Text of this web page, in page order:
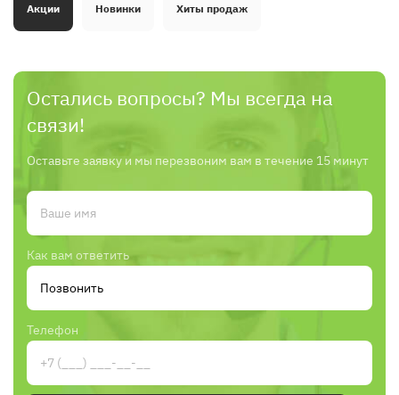
Акции Новинки Хиты продаж
Остались вопросы? Мы всегда на
связи!
Оставьте заявку и мы перезвоним вам в течение 15 минут
Как вам ответить
Телефон